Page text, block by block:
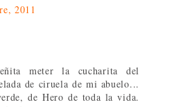
2011
meter la cucharita del
de ciruela de mi abuelo...
de Hero de toda la vida.